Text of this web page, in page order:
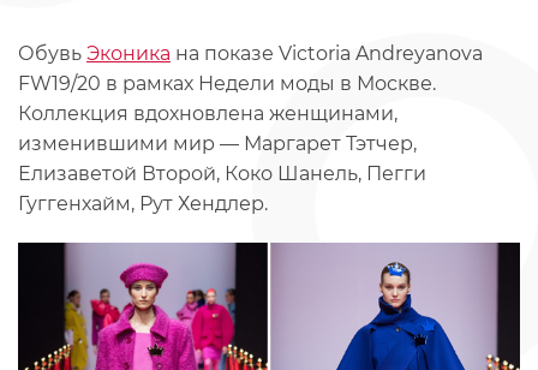
Обувь Эконика на показе Victoria Andreyanova
FW19/20 в рамках Недели моды в Москве.
Коллекция вдохновлена женщинами,
изменившими мир — Маргарет Тэтчер,
Елизаветой Второй, Коко Шанель, Пегги
Гуггенхайм, Рут Хендлер.